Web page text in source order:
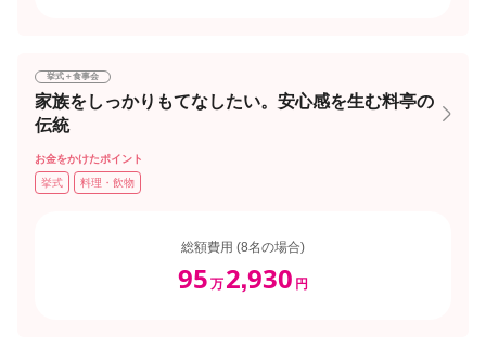
挙式＋食事会
家族をしっかりもてなしたい。安心感を生む料亭の
伝統
お金をかけたポイント
挙式
料理・飲物
総額費用 (8名の場合)
95 万 2,930 円